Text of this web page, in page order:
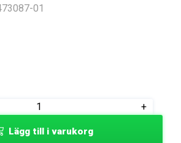
01
+
Lägg till i varukorg